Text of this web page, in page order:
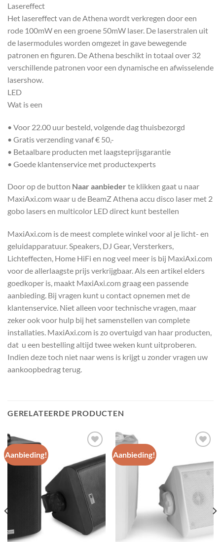
Lasereffect
Het lasereffect van de Athena wordt verkregen door een
rode 100mW en een groene 50mW laser. De laserstralen uit
de lasermodules worden omgezet in gave bewegende
patronen en figuren. De Athena beschikt in totaal over 32
verschillende patronen voor een dynamische en afwisselende
lasershow.
LED
Wat is een
• Voor 22.00 uur besteld, volgende dag thuisbezorgd
• Gratis verzending vanaf € 50,-
• Betaalbare producten met laagsteprijsgarantie
• Goede klantenservice met productexperts
Door op de button Naar aanbieder te klikken gaat u naar
MaxiAxi.com waar u de BeamZ Athena accu disco laser met 2
gobo lasers en multicolor LED direct kunt bestellen
MaxiAxi.com is de meest complete winkel voor al je licht- en
geluidapparatuur. Speakers, DJ Gear, Versterkers,
Lichteffecten, Home HiFi en nog veel meer is bij MaxiAxi.com
voor de allerlaagste prijs verkrijgbaar. Als een artikel elders
goedkoper is, maakt MaxiAxi.com graag een passende
aanbieding. Bij vragen kunt u contact opnemen met de
klantenservice. Niet alleen voor technische vragen, maar
zeker ook voor hulp bij het samenstellen van complete
installaties. MaxiAxi.com is zo overtuigd van haar producten,
dat u een bestelling altijd twee weken kunt uitproberen.
Indien deze toch niet naar wens is krijgt u zonder vragen uw
aankoopbedrag terug.
GERELATEERDE PRODUCTEN
Aanbieding!
Toevoegen
aan
wenslijst
Aanbieding!
Toevoegen